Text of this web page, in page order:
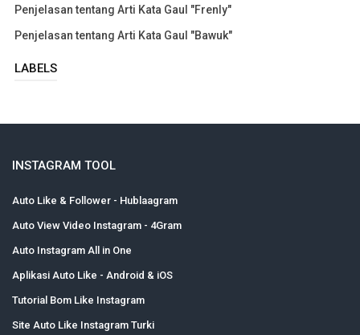
Penjelasan tentang Arti Kata Gaul "Frenly"
Penjelasan tentang Arti Kata Gaul "Bawuk"
LABELS
INSTAGRAM TOOL
Auto Like & Follower - Hublaagram
Auto View Video Instagram - 4Gram
Auto Instagram All in One
Aplikasi Auto Like - Android & iOS
Tutorial Bom Like Instagram
Site Auto Like Instagram Turki